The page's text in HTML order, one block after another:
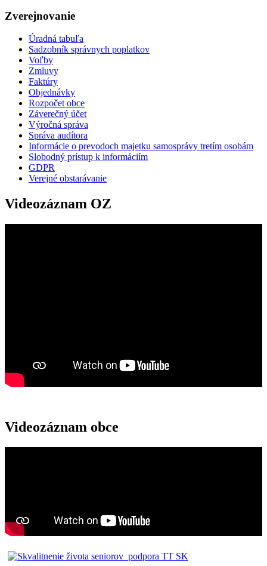
Zverejnovanie
Úradná tabuľa
Sadzobník správnych poplatkov
Voľby
Zmluvy
Faktúry
Objednávky
Rozpočet obce
Záverečný účet
Výročná správa
Správa audítora
Informácie o prevodoch majetku samosprávy tretím osobám
Slobodný prístup k informáciím
GDPR
Verejné obstarávanie
Videozáznam OZ
Videozáznam obce